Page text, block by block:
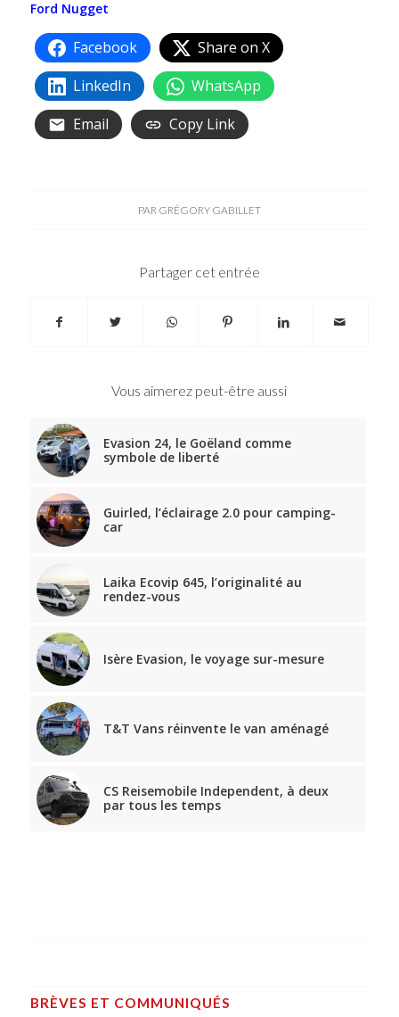
Ford Nugget
Facebook
Share on X
LinkedIn
WhatsApp
Email
Copy Link
PAR GRÉGORY GABILLET
Partager cet entrée
Vous aimerez peut-être aussi
Evasion 24, le Goëland comme
symbole de liberté
Guirled, l’éclairage 2.0 pour camping-
car
Laika Ecovip 645, l’originalité au
rendez-vous
Isère Evasion, le voyage sur-mesure
T&T Vans réinvente le van aménagé
CS Reisemobile Independent, à deux
par tous les temps
BRÈVES ET COMMUNIQUÉS